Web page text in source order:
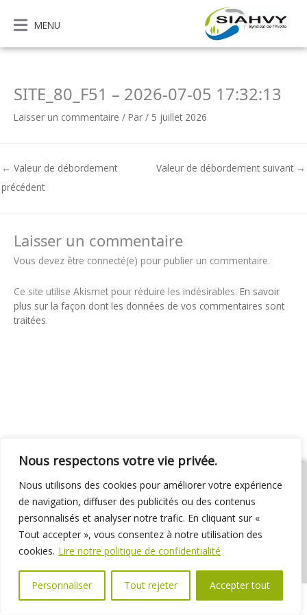
Nous respectons votre vie privée.
Nous utilisons des cookies pour améliorer votre expérience
de navigation, diffuser des publicités ou des contenus
personnalisés et analyser notre trafic. En cliquant sur «
Tout accepter », vous consentez à notre utilisation des
cookies. Lire notre politique de confidentialité
Personnaliser Tout rejeter Accepter tout
contenu
MENU
SITE_80_F51 – 2026-07-05 17:32:13
Laisser un commentaire / Par / 5 juillet 2026
← Valeur de débordement
précédent
Valeur de débordement suivant →
Laisser un commentaire
Vous devez être connecté(e) pour publier un commentaire.
Ce site utilise Akismet pour réduire les indésirables. En savoir
plus sur la façon dont les données de vos commentaires sont
traitées.
01 69 31 72 10 01 69 31 37 31
Nous contacter
Espace élus
Marchés publics Délibérations